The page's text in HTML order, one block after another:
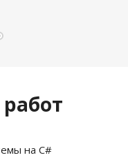
на C#